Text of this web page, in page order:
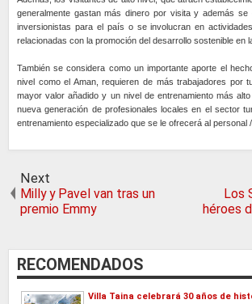
generalmente gastan más dinero por visita y además se
inversionistas para el país o se involucran en
relacionadas con la promoción del desarrollo sostenible en
También se considera como un importante aporte el
nivel como el Aman, requieren de más trabajadores por
mayor valor añadido y un nivel de entrenamiento más
nueva generación de profesionales locales en el sector
entrenamiento especializado que se le ofrecerá al personal
Next
Milly y Pavel van tras un
premio Emmy
Los
héroes
RECOMENDADOS
Villa Taina celebrará 30 años de